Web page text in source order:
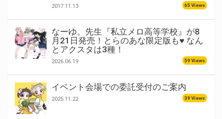
2017.11.13 65 Views
なーゆ。先生『私立メロ高等学校』が8
月21日発売！とらのあな限定版も♥ なん
とアクスタは3種！
2026.06.19 59 Views
イベント会場での委託受付のご案内
2025.11.22 39 Views